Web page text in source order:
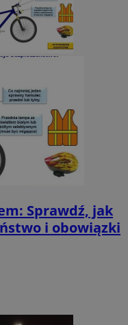
Sprawdź, jak
i obowiązki